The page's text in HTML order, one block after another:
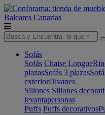
Baleares Canarias
Sofás
Sofás Chaise Longue
plazasSofás 3 plazas
exteriorDivanes
Sillones Sillones
levantapersonas
Puffs Puffs decorativos